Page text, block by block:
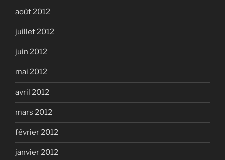
août 2012
juillet 2012
juin 2012
mai 2012
avril 2012
mars 2012
février 2012
janvier 2012